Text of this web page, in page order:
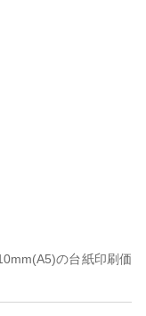
の台紙印刷価